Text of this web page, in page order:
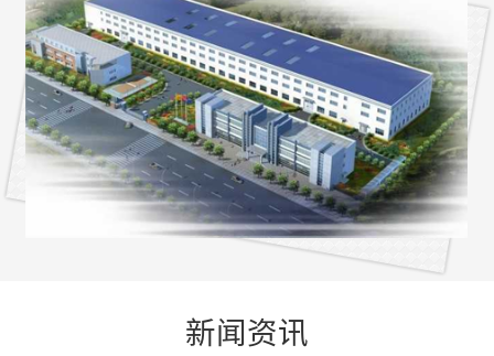
新闻资讯